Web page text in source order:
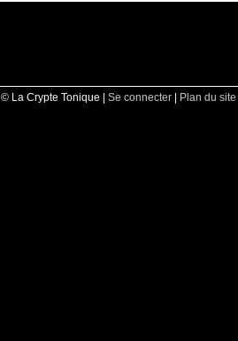
© La Crypte Tonique | Se connecter | Plan du site